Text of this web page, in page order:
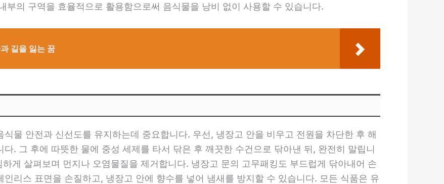
부의 구역을 효율적으로 활용함으로써 음식물을 낭비 없이 사용할 수 있습니다.
길을 잃는 꿈
물 안전과 신선도를 유지하는데 중요합니다. 우선, 냉장고 안을 비우고 전원을 차단한 후 해
. 그 후에 따뜻한 물에 중성 세제를 타서 닦은 후 깨끗한 수건으로 닦아낸 뒤, 완전히 말립니
게 살펴보며 먼지나 오염물질을 제거합니다. 냉장고 문의 고무패킹도 부드럽게 닦아내어 손
리스 표면을 손질하고, 냉장고 안에 향수를 넣어 냄새를 방지할 수 있습니다. 모든 식품은 유